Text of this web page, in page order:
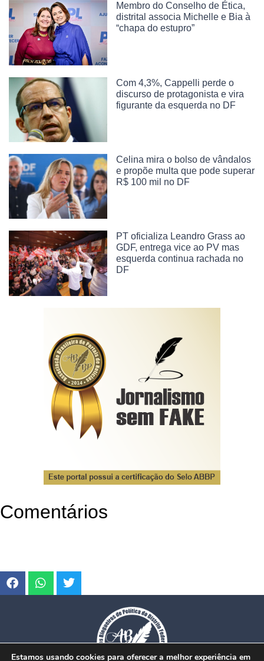
Membro do Conselho de Ética,
distrital associa Michelle e Bia à
“chapa do estupro”
Com 4,3%, Cappelli perde o
discurso de protagonista e vira
figurante da esquerda no DF
Celina mira o bolso de vândalos
e propõe multa que pode superar
R$ 100 mil no DF
PT oficializa Leandro Grass ao
GDF, entrega vice ao PV mas
esquerda continua rachada no
DF
Comentários
Estamos usando cookies para oferecer a melhor experiência em